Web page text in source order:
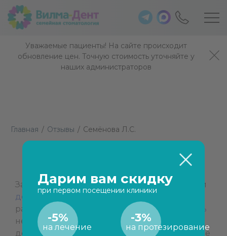
Уважаемые пациенты! На сайте происходит
обновление цен. Точную стоимость уточняйте у
наших администраторов
Главная / Отзывы / Семёнова Л.С.
Заливохина Анна Сергеевна замечательный
детский стоматолог
! Дочка всегда с
радостью идёт на приём (7 лет),зубы лечить
не боится. Дочка любит задавать вопросы, и
доктор на всё отвечает. Хочу сказать большое
Дарим вам скидку
при первом посещении клиники
-5%
на лечение
-3%
на протезирование